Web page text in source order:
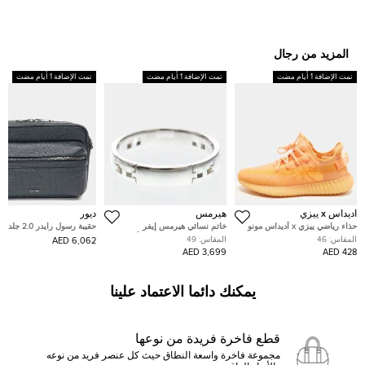
المزيد من رجال
تمت الإضافة 1 أيام مضت
اديداس x ييزي
حذاء رياضي ييزي x أديداس مونو
مقاس 43 1/3
المقاس: 46
428 AED
تمت الإضافة 1 أيام مضت
هيرمس
خاتم نسائي هيرمس إيفر
مقاس الاتحاد الأوروبي 49
المقاس: 49
3,699 AED
تمت الإضافة 1 أيام مضت
ديور
حقيبة رسول رايدر
ديور هوم
6,062 AED
يمكنك دائما الاعتماد علينا
قطع فاخرة فريدة من نوعها
مجموعة فاخرة واسعة النطاق حيث كل عنصر فريد من نوعه